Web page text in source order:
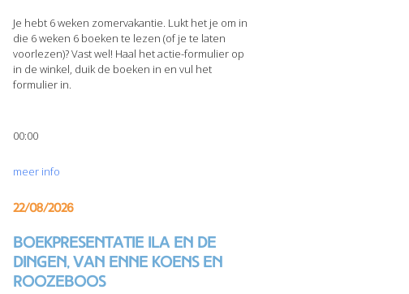
Je hebt 6 weken zomervakantie. Lukt het je om in
die 6 weken 6 boeken te lezen (of je te laten
voorlezen)? Vast wel! Haal het actie-formulier op
in de winkel, duik de boeken in en vul het
formulier in.
00:00
meer info
22/08/2026
Boekpresentatie Ila en de
dingen, van Enne Koens en
Roozeboos